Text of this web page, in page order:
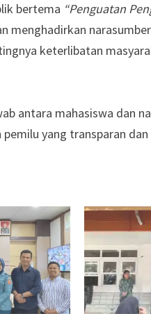
bertema “Penguatan
keterlibatan
antara mahasiswa dan
yang transparan